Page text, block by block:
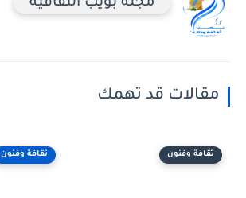
مجلة بويب الثقافية
مقالات قد تهمك
ثقافة وفنون ثقافة وفنون